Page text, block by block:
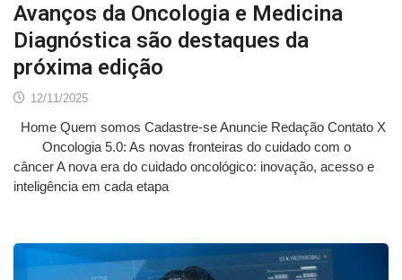
Avanços da Oncologia e Medicina
Diagnóstica são destaques da
próxima edição
12/11/2025
Home Quem somos Cadastre-se Anuncie Redação Contato X
Oncologia 5.0: As novas fronteiras do cuidado com o
câncer A nova era do cuidado oncológico: inovação, acesso e
inteligência em cada etapa